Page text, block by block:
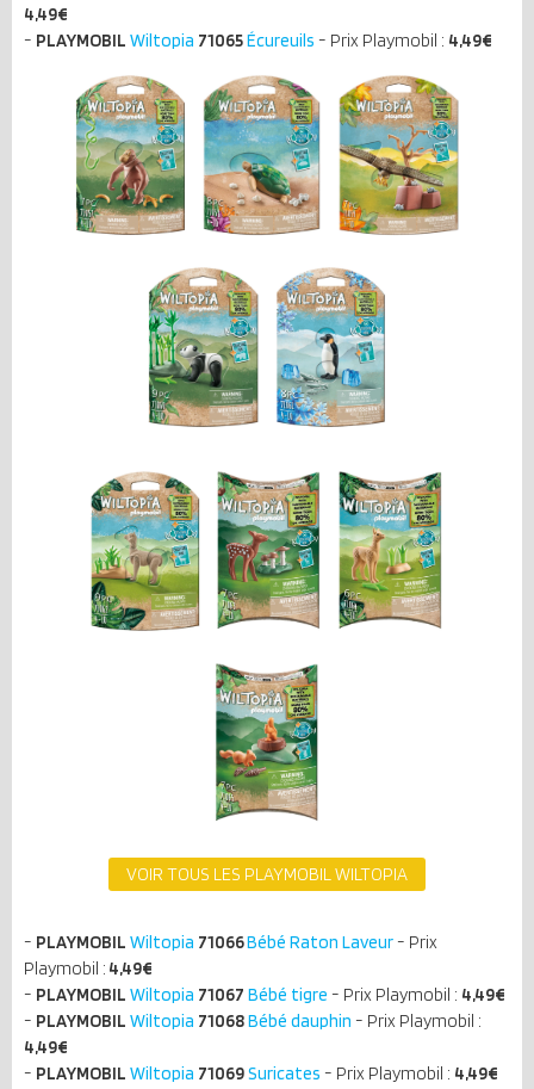
4,49€
- PLAYMOBIL Wiltopia 71065Écureuils - Prix Playmobil : 4,49€
VOIR TOUS LES PLAYMOBIL WILTOPIA
- PLAYMOBIL Wiltopia 71066Bébé Raton Laveur - Prix
Playmobil : 4,49€
- PLAYMOBIL Wiltopia 71067 Bébé tigre - Prix Playmobil : 4,49€
- PLAYMOBIL Wiltopia 71068Bébé dauphin - Prix Playmobil :
4,49€
- PLAYMOBIL Wiltopia 71069Suricates - Prix Playmobil : 4,49€